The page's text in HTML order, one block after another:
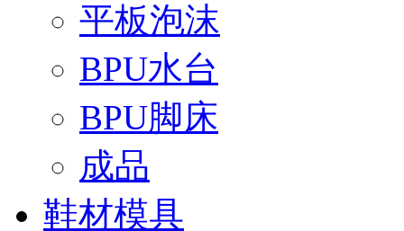
平板泡沫
BPU水台
BPU脚床
成品
鞋材模具